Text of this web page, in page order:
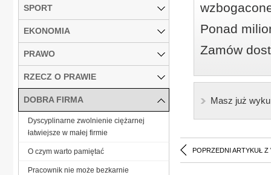
Ponad
Zamów
Masz już
POPRZEDNI ARTYKUŁ Z
SPORT
EKONOMIA
PRAWO
RZECZ O PRAWIE
DOBRA FIRMA
Dyscyplinarne zwolnienie ciężarnej
łatwiejsze w małej firmie
O czym warto pamiętać
Pracownik nie może bezkarnie